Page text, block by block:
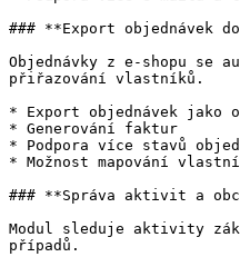
### **Export objednávek do
Objednávky z e-shopu se
přiřazování vlastníků.
* Export objednávek jako
* Generování faktur
* Podpora více stavů
* Možnost mapování
### **Správa aktivit a
Modul sleduje aktivity
případů.